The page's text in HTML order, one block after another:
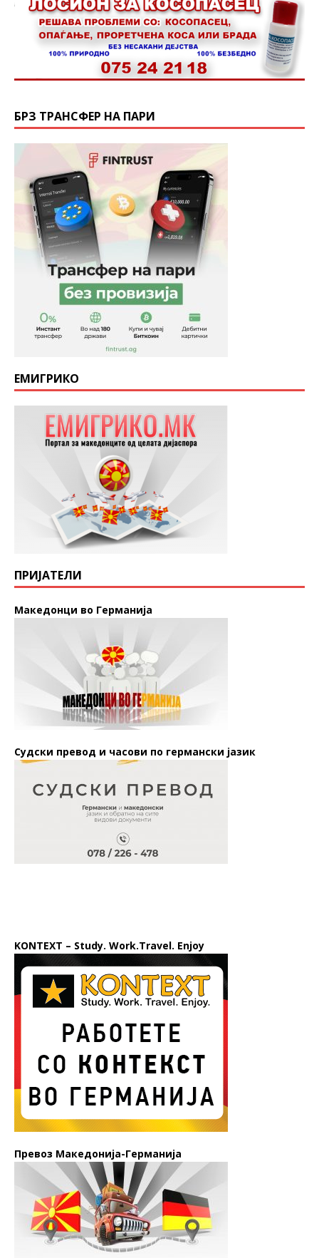
БРЗ ТРАНСФЕР НА ПАРИ
ЕМИГРИКО
ПРИЈАТЕЛИ
Македонци во Германија
Судски превод и часови по германски јазик
KONTEXT – Study. Work.Travel. Enjoy
Превоз Македонија-Германија